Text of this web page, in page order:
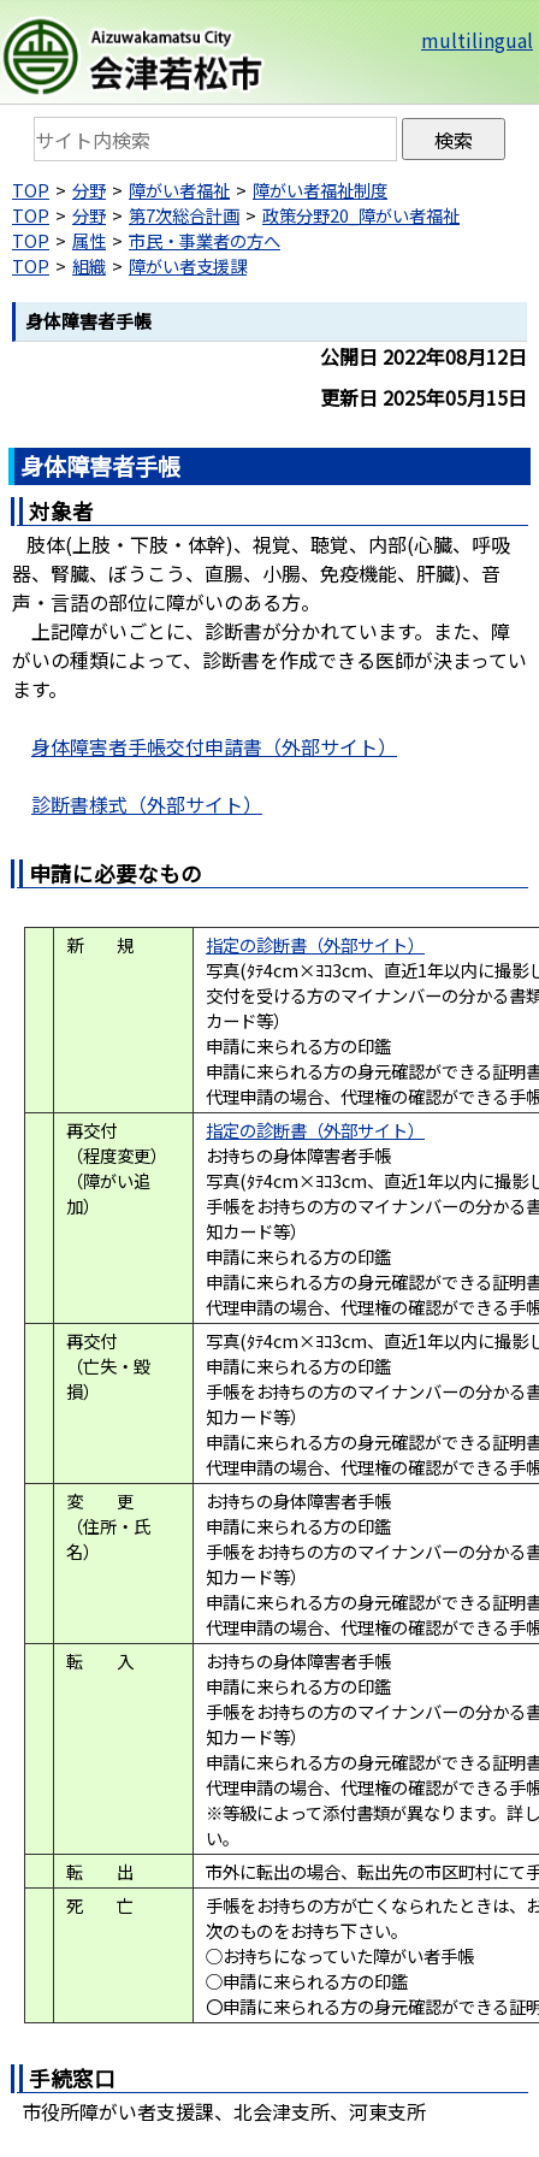
multilingual
TOP 分野 障がい者福祉
障がい者福祉制度
TOP
分野 第7次総合計画
政策分野20_障がい者福祉
TOP
属性
市民・事業者の方へ
TOP
組織 障がい者支援課
身体障害者手帳
公開日 2022年08月12日
更新日 2025年05月15日
身体障害者手帳
対象者
肢体(上肢・下肢・体幹)、視覚、聴覚、内部(心臓、呼吸
器、腎臓、ぼうこう、直腸、小腸、免疫機能、肝臓)、音
声・言語の部位に障がいのある方。
上記障がいごとに、診断書が分かれています。また、障
がいの種類によって、診断書を作成できる医師が決まってい
ます。
身体障害者手帳交付申請書（外部サイト）
診断書様式（外部サイト）
申請に必要なもの
新 規
指定の診断書（外部サイト）
写真(ﾀﾃ4cm×ﾖｺ3cm、直近1年以内に撮影
交付を受ける方のマイナンバーの分かる書
カード等）
申請に来られる方の印鑑
申請に来られる方の身元確認ができる証明
代理申請の場合、代理権の確認ができる手
再交付
（程度変更）
（障がい追
加）
指定の診断書（外部サイト）
お持ちの身体障害者手帳
写真(ﾀﾃ4cm×ﾖｺ3cm、直近1年以内に撮影
手帳をお持ちの方のマイナンバーの分かる
知カード等）
申請に来られる方の印鑑
申請に来られる方の身元確認ができる証明
代理申請の場合、代理権の確認ができる手
再交付
（亡失・毀
損）
写真(ﾀﾃ4cm×ﾖｺ3cm、直近1年以内に撮影
申請に来られる方の印鑑
手帳をお持ちの方のマイナンバーの分かる
知カード等）
申請に来られる方の身元確認ができる証明
代理申請の場合、代理権の確認ができる手
変 更
（住所・氏
名）
お持ちの身体障害者手帳
申請に来られる方の印鑑
手帳をお持ちの方のマイナンバーの分かる
知カード等）
申請に来られる方の身元確認ができる証明
代理申請の場合、代理権の確認ができる手
転 入
お持ちの身体障害者手帳
申請に来られる方の印鑑
手帳をお持ちの方のマイナンバーの分かる
知カード等）
申請に来られる方の身元確認ができる証明
代理申請の場合、代理権の確認ができる手
※等級によって添付書類が異なります。詳
い。
転 出
市外に転出の場合、転出先の市区町村にて
死 亡
手帳をお持ちの方が亡くなられたときは、
次のものをお持ち下さい。
○お持ちになっていた障がい者手帳
○申請に来られる方の印鑑
〇申請に来られる方の身元確認ができる証
手続窓口
市役所障がい者支援課、北会津支所、河東支所